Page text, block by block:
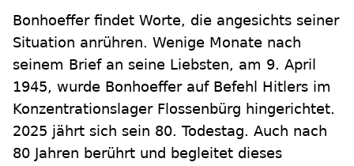
Bonhoeffer findet Worte, die angesichts seiner
Situation anrühren. Wenige Monate nach
seinem Brief an seine Liebsten, am 9. April
1945, wurde Bonhoeffer auf Befehl Hitlers im
Konzentrationslager Flossenbürg hingerichtet.
2025 jährt sich sein 80. Todestag. Auch nach
80 Jahren berührt und begleitet dieses